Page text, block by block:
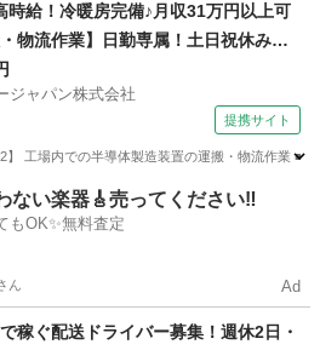
時給！冷暖房完備♪月収31万円以上可
物流作業】日勤専属！土日祝休み！
！無料送迎バスあり！
ジャパン株式会社
提携サイト
工場内での半導体製造装置の運搬・物流作業 ■
ない楽器🎸売ってください‼️
もOK✨無料査定
ん Ad
稼ぐ配送ドライバー募集！週休2日・